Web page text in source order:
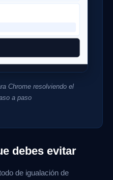
Chrome resolviendo el
a paso
debes evitar
de igualación de